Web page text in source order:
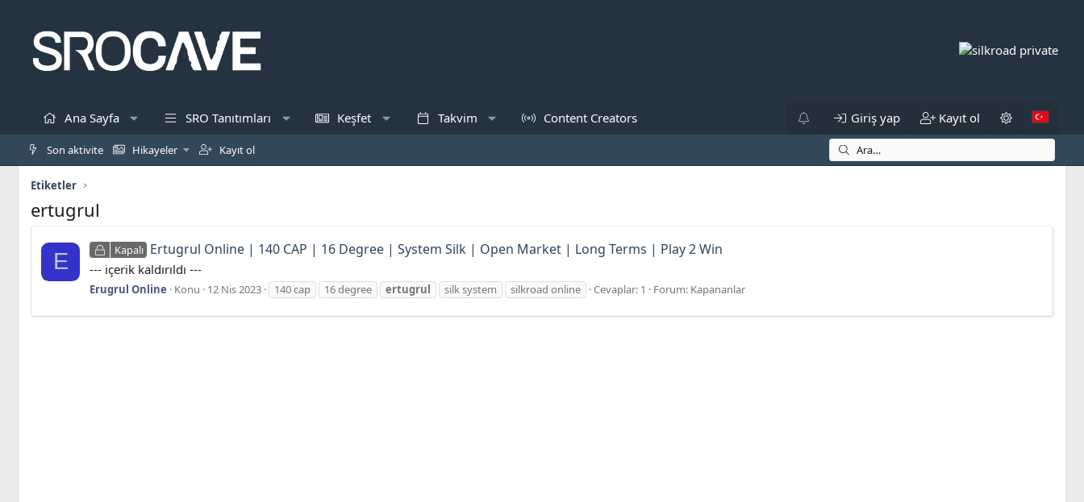
Ana Sayfa SRO Tanıtımları Keşfet Takvim Content Creators Giriş yap Kayıt ol
Son aktivite Hikayeler Kayıt ol
Etiketler
ertugrul
E Kapalı Ertugrul Online | 140 CAP | 16 Degree | System Silk | Open Market | Long Terms | Play 2 Win
--- içerik kaldırıldı ---
Erugrul Online Konu 12 Nis 2023 140 cap 16 degree ertugrul silk system silkroad online Cevaplar: 1 Forum: Kapananlar